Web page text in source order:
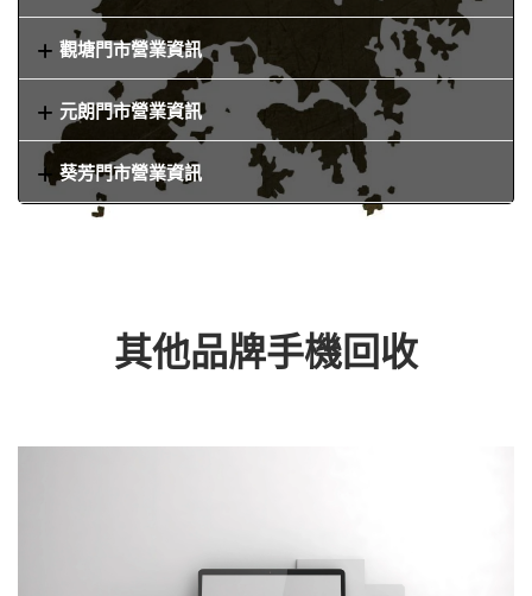
觀塘門市營業資訊
元朗門市營業資訊
葵芳門市營業資訊
其他品牌手機回收